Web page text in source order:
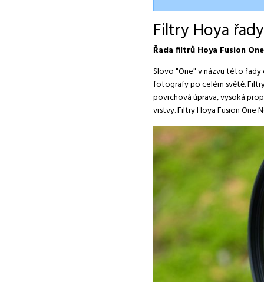
Filtry Hoya
Řada filtrů Hoya Fusion
Slovo "One" v názvu této
fotografy po celém světě.
povrchová úprava, vysoká
vrstvy. Filtry Hoya Fusion